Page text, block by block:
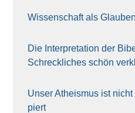
Wis­sen­schaft als
Die Inter­pre­ta­ti­on der
Schreck­li­ches schön
Unser Athe­is­mus ist
piert